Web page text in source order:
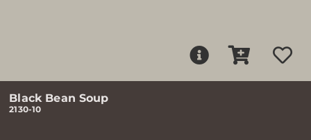
Black Bean Soup
2130-10